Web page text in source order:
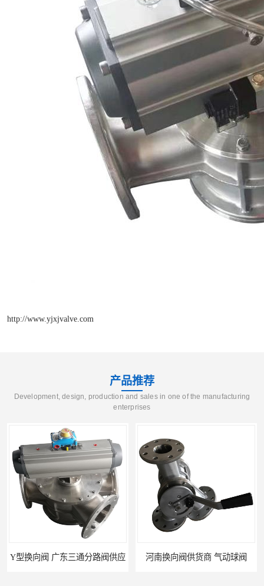
http://www.yjxjvalve.com
产品推荐
Development, design, production and sales in one of the manufacturing
enterprises
应 河南换向阀供货商 气动球阀